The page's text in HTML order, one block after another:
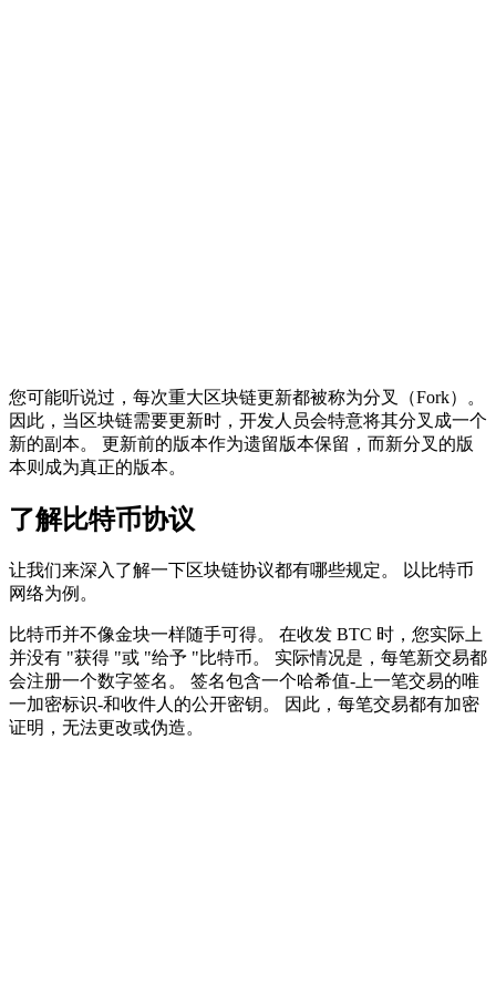
您可能听说过，每次重大区块链更新都被称为分叉（Fork）。
因此，当区块链需要更新时，开发人员会特意将其分叉成一个
新的副本。 更新前的版本作为遗留版本保留，而新分叉的版
本则成为真正的版本。
了解比特币协议
让我们来深入了解一下区块链协议都有哪些规定。 以比特币
网络为例。
比特币并不像金块一样随手可得。 在收发 BTC 时，您实际上
并没有 "获得 "或 "给予 "比特币。 实际情况是，每笔新交易都
会注册一个数字签名。 签名包含一个哈希值-上一笔交易的唯
一加密标识-和收件人的公开密钥。 因此，每笔交易都有加密
证明，无法更改或伪造。